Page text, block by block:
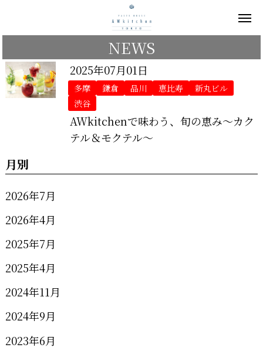
NEWS
2025年07月01日
多摩 鎌倉 品川 恵比寿
新丸ビル
渋谷
AWkitchenで味わう、旬の恵み～カク
テル＆モクテル～
月別
2026年7月
2026年4月
2025年7月
2025年4月
2024年11月
2024年9月
2023年6月